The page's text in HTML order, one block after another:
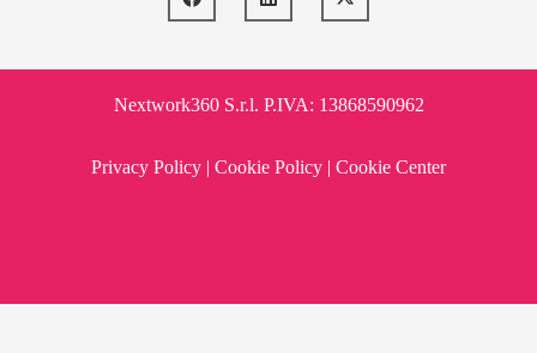
Nextwork360 S.r.l. P.IVA: 13868590962
Privacy Policy | Cookie Policy | Cookie Center